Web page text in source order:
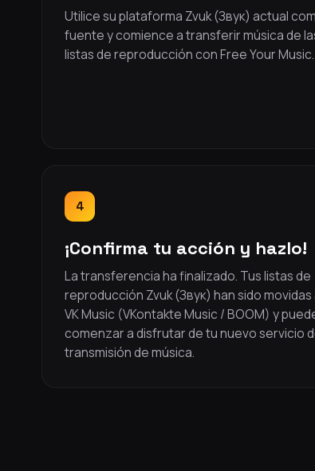
Utilice su plataforma Zvuk (Звук) actual
fuente y comience a transferir música de
listas de reproducción con Free Your Music.
4
¡Confirma tu acción y hazlo!
La transferencia ha finalizado. Tus listas de
reproducción Zvuk (Звук) han sido movidas
VK Music (VKontakte Music / BOOM) y
comenzar a disfrutar de tu nuevo servicio
transmisión de música.